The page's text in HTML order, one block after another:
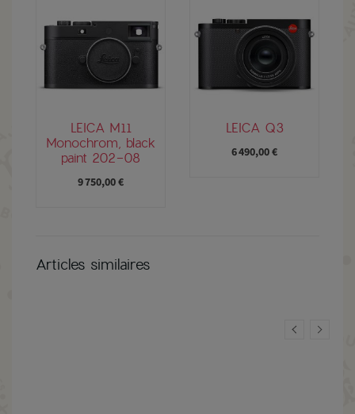
LEICA M11
Monochrom, black
paint 202-08
9 750,00 €
LEICA Q3
6 490,00 €
Articles similaires